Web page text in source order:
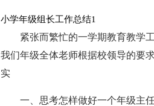
小学年级组长工作总结1
紧张而繁忙的一学期教育教学
我们年级全体老师根据校领导的要
实
一、思考怎样做好一个年级主